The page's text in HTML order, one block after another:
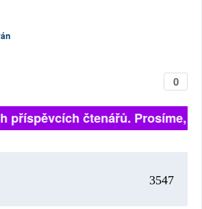
0
čtenářů. Prosíme,
3547